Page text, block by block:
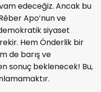
edeceğiz. Ancak bu
Apo’nun ve
siyaset
Hem Önderlik bir
de barış ve
sonuç beklenecek! Bu,